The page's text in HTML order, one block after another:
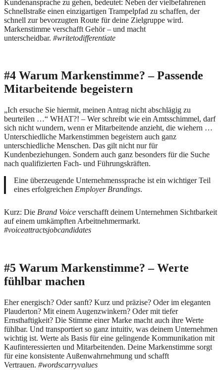
Kundenansprache zu gehen, bedeutet: Neben der vielbefahrenen
Schnellstraße einen einzigartigen Trampelpfad zu schaffen, der
schnell zur bevorzugten Route für deine Zielgruppe wird.
Markenstimme verschafft Gehör – und macht
unterscheidbar. #writetodifferentiate
#4 Warum Markenstimme? – Passende
Mitarbeitende begeistern
„Ich ersuche Sie hiermit, meinen Antrag nicht abschlägig zu
beurteilen …“ WHAT?! – Wer schreibt wie ein Amtsschimmel, darf
sich nicht wundern, wenn er Mitarbeitende anzieht, die wiehern …
Unterschiedliche Markenstimmen begeistern auch ganz
unterschiedliche Menschen. Das gilt nicht nur für
Kundenbeziehungen. Sondern auch ganz besonders für die Suche
nach qualifizierten Fach- und Führungskräften.
Eine überzeugende Unternehmenssprache ist ein wichtiger Teil
eines erfolgreichen Employer Brandings.
Kurz: Die Brand Voice verschafft deinem Unternehmen Sichtbarkeit
auf einem umkämpften Arbeitnehmermarkt.
#voiceattractsjobcandidates
#5 Warum Markenstimme? – Werte
fühlbar machen
Eher energisch? Oder sanft? Kurz und präzise? Oder im eleganten
Plauderton? Mit einem Augenzwinkern? Oder mit tiefer
Ernsthaftigkeit? Die Stimme einer Marke macht auch ihre Werte
fühlbar. Und transportiert so ganz intuitiv, was deinem Unternehmen
wichtig ist. Werte als Basis für eine gelingende Kommunikation mit
Kaufinteressierten und Mitarbeitenden. Deine Markenstimme sorgt
für eine konsistente Außenwahrnehmung und schafft
Vertrauen. #wordscarryvalues